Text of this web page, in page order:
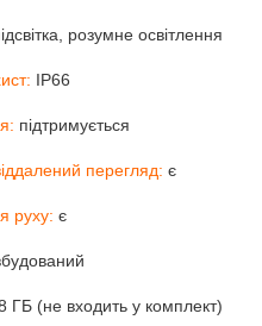
розумне освітлення
IP66
підтримується
перегляд: є
руху: є
ГБ (не входить у комплект)